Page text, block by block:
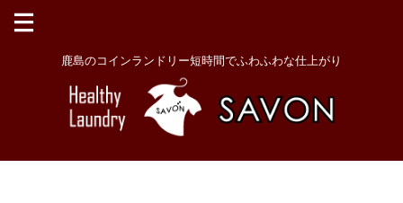
鹿島のコインランドリー短時間でふわふわな仕上がり